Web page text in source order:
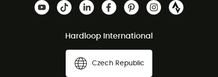
Hardloop International
Czech Republic